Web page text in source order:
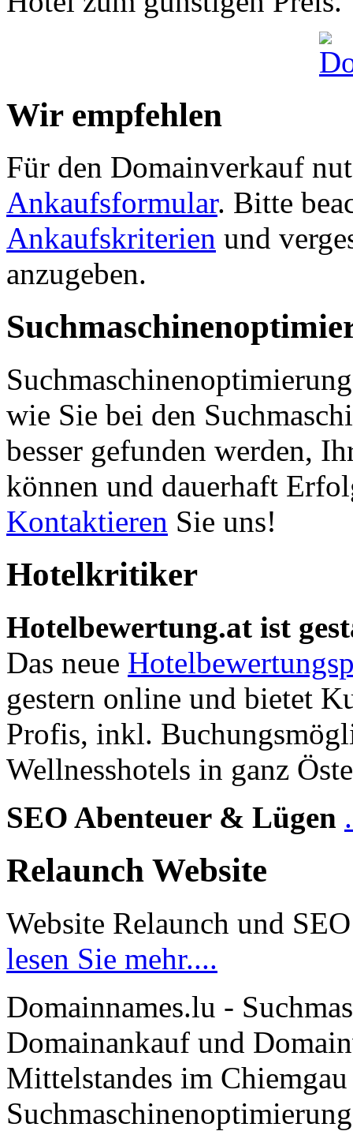
Wir empfehlen
Für den Domainverkauf
Ankaufsformular. Bitte
Ankaufskriterien und
anzugeben.
wie Sie bei den
besser gefunden werden,
können und dauerhaft
Kontaktieren Sie uns!
Hotelkritiker
Hotelbewertung.at ist
Das neue
gestern online und bietet
Profis, inkl.
Wellnesshotels in ganz
SEO Abenteuer & Lügen
Relaunch Website
Website Relaunch und SEO
lesen Sie mehr....
Domainnames.lu -
Domainankauf und
Mittelstandes im
Suchmaschinenoptimierung